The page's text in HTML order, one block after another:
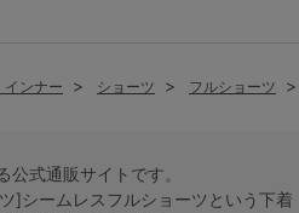
インナー ショーツ フルショーツ
式通販サイトです。
]シームレスフルショーツという下着